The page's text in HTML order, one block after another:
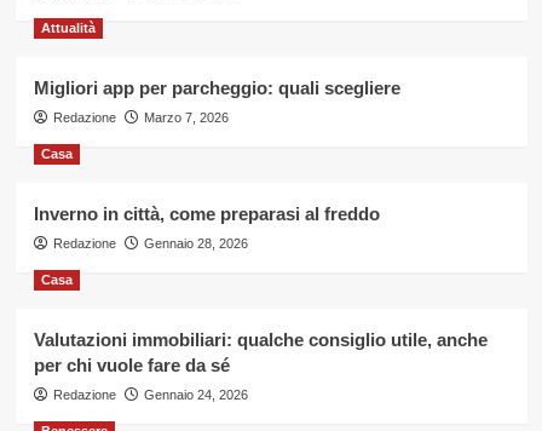
Attualità
Migliori app per parcheggio: quali scegliere
Redazione Marzo 7, 2026
Casa
Inverno in città, come preparasi al freddo
Redazione Gennaio 28, 2026
Casa
Valutazioni immobiliari: qualche consiglio utile, anche
per chi vuole fare da sé
Redazione Gennaio 24, 2026